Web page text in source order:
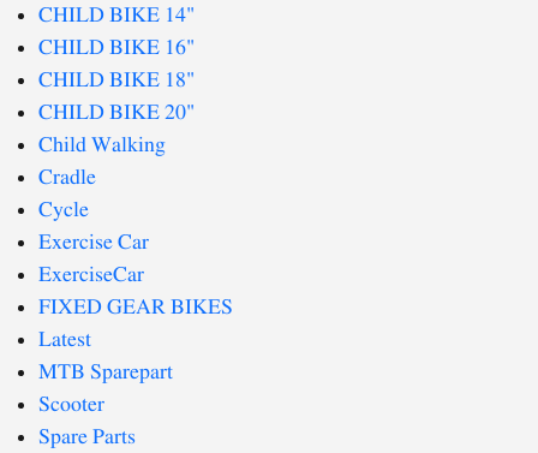
CHILD BIKE 14"
CHILD BIKE 16"
CHILD BIKE 18"
CHILD BIKE 20"
Child Walking
Cradle
Cycle
Exercise Car
ExerciseCar
FIXED GEAR BIKES
Latest
MTB Sparepart
Scooter
Spare Parts